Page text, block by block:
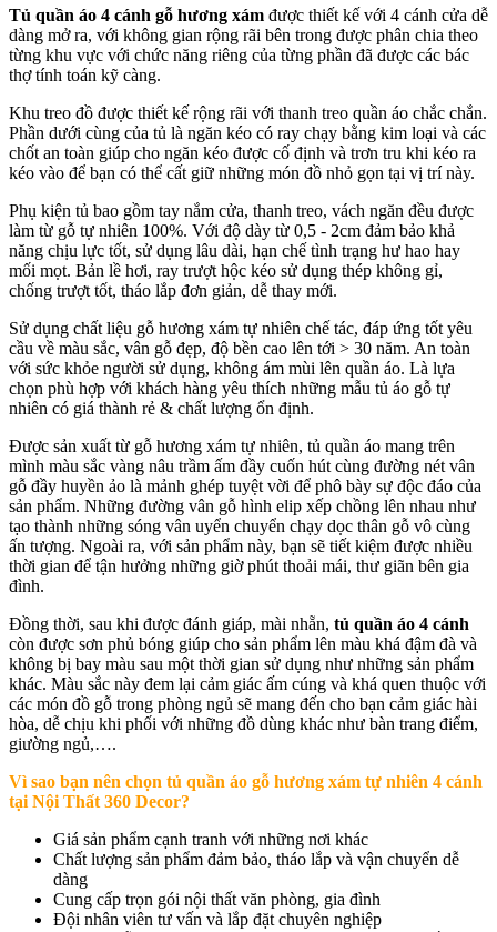
Tủ quần áo 4 cánh gỗ hương xám được thiết kế với 4 cánh cửa dễ
dàng mở ra, với không gian rộng rãi bên trong được phân chia theo
từng khu vực với chức năng riêng của từng phần đã được các bác
thợ tính toán kỹ càng.
Khu treo đồ được thiết kế rộng rãi với thanh treo quần áo chắc chắn.
Phần dưới cùng của tủ là ngăn kéo có ray chạy bằng kim loại và các
chốt an toàn giúp cho ngăn kéo được cố định và trơn tru khi kéo ra
kéo vào để bạn có thể cất giữ những món đồ nhỏ gọn tại vị trí này.
Phụ kiện tủ bao gồm tay nắm cửa, thanh treo, vách ngăn đều được
làm từ gỗ tự nhiên 100%. Với độ dày từ 0,5 - 2cm đảm bảo khả
năng chịu lực tốt, sử dụng lâu dài, hạn chế tình trạng hư hao hay
mối mọt. Bản lề hơi, ray trượt hộc kéo sử dụng thép không gỉ,
chống trượt tốt, tháo lắp đơn giản, dễ thay mới.
Sử dụng chất liệu gỗ hương xám tự nhiên chế tác, đáp ứng tốt yêu
cầu về màu sắc, vân gỗ đẹp, độ bền cao lên tới > 30 năm. An toàn
với sức khỏe người sử dụng, không ám mùi lên quần áo. Là lựa
chọn phù hợp với khách hàng yêu thích những mẫu tủ áo gỗ tự
nhiên có giá thành rẻ & chất lượng ổn định.
Được sản xuất từ gỗ hương xám tự nhiên, tủ quần áo mang trên
mình màu sắc vàng nâu trầm ấm đầy cuốn hút cùng đường nét vân
gỗ đầy huyền ảo là mảnh ghép tuyệt vời để phô bày sự độc đáo của
sản phẩm. Những đường vân gỗ hình elip xếp chồng lên nhau như
tạo thành những sóng vân uyển chuyển chạy dọc thân gỗ vô cùng
ấn tượng. Ngoài ra, với sản phẩm này, bạn sẽ tiết kiệm được nhiều
thời gian để tận hưởng những giờ phút thoải mái, thư giãn bên gia
đình.
Đồng thời, sau khi được đánh giáp, mài nhẵn, tủ quần áo 4 cánh
còn được sơn phủ bóng giúp cho sản phẩm lên màu khá đậm đà và
không bị bay màu sau một thời gian sử dụng như những sản phẩm
khác. Màu sắc này đem lại cảm giác ấm cúng và khá quen thuộc với
các món đồ gỗ trong phòng ngủ sẽ mang đến cho bạn cảm giác hài
hòa, dễ chịu khi phối với những đồ dùng khác như bàn trang điểm,
giường ngủ,….
Vì sao bạn nên chọn tủ quần áo gỗ hương xám tự nhiên 4 cánh
tại Nội Thất 360 Decor?
Giá sản phẩm cạnh tranh với những nơi khác
Chất lượng sản phẩm đảm bảo, tháo lắp và vận chuyển dễ
dàng
Cung cấp trọn gói nội thất văn phòng, gia đình
Đội nhân viên tư vấn và lắp đặt chuyên nghiệp